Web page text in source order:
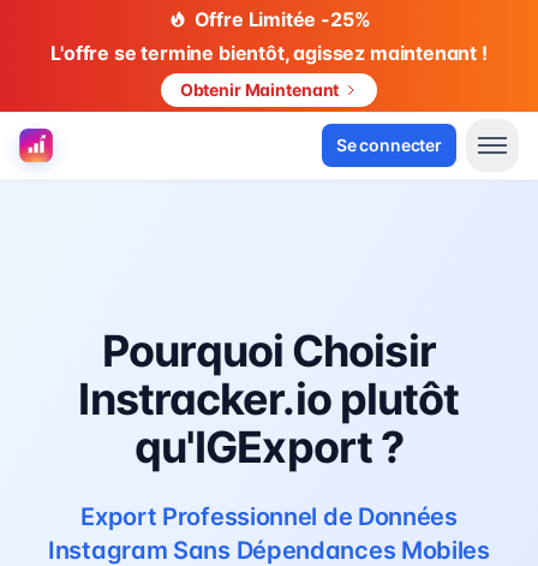
Offre Limitée -25%
L'offre se termine bientôt, agissez maintenant !
Obtenir Maintenant
Se connecter
Pourquoi Choisir
Instracker.io plutôt
qu'IGExport ?
Export Professionnel de Données
Instagram Sans Dépendances Mobiles